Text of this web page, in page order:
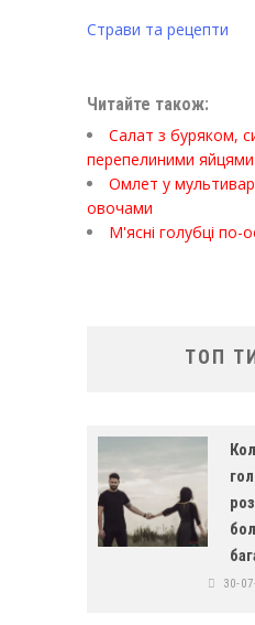
Страви та рецепти
Читайте також:
Салат з буряком,
перепелиними яйцями
Омлет у
овочами
М'ясні голубці по-
ТОП
30-